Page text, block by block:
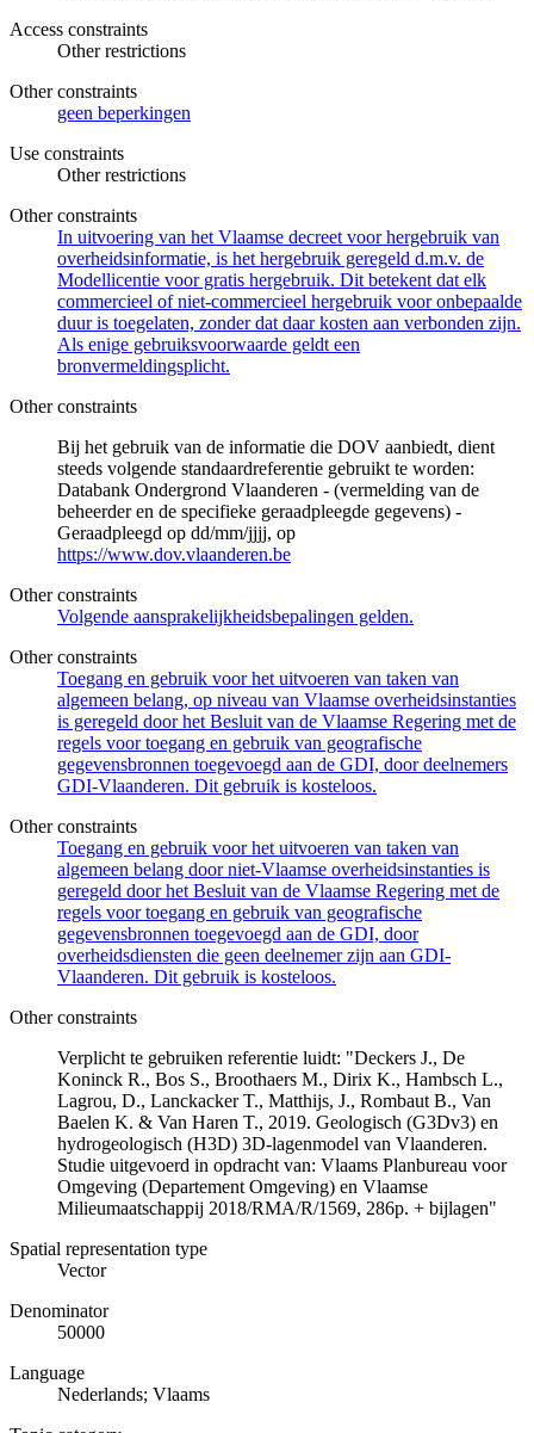
Access constraints
Other restrictions
Other constraints
geen beperkingen
Use constraints
Other restrictions
Other constraints
In uitvoering van het Vlaamse decreet voor hergebruik van
overheidsinformatie, is het hergebruik geregeld d.m.v. de
Modellicentie voor gratis hergebruik. Dit betekent dat elk
commercieel of niet-commercieel hergebruik voor onbepaalde
duur is toegelaten, zonder dat daar kosten aan verbonden zijn.
Als enige gebruiksvoorwaarde geldt een
bronvermeldingsplicht.
Other constraints
Bij het gebruik van de informatie die DOV aanbiedt, dient
steeds volgende standaardreferentie gebruikt te worden:
Databank Ondergrond Vlaanderen - (vermelding van de
beheerder en de specifieke geraadpleegde gegevens) -
Geraadpleegd op dd/mm/jjjj, op
https://www.dov.vlaanderen.be
Other constraints
Volgende aansprakelijkheidsbepalingen gelden.
Other constraints
Toegang en gebruik voor het uitvoeren van taken van
algemeen belang, op niveau van Vlaamse overheidsinstanties
is geregeld door het Besluit van de Vlaamse Regering met de
regels voor toegang en gebruik van geografische
gegevensbronnen toegevoegd aan de GDI, door deelnemers
GDI-Vlaanderen. Dit gebruik is kosteloos.
Other constraints
Toegang en gebruik voor het uitvoeren van taken van
algemeen belang door niet-Vlaamse overheidsinstanties is
geregeld door het Besluit van de Vlaamse Regering met de
regels voor toegang en gebruik van geografische
gegevensbronnen toegevoegd aan de GDI, door
overheidsdiensten die geen deelnemer zijn aan GDI-
Vlaanderen. Dit gebruik is kosteloos.
Other constraints
Verplicht te gebruiken referentie luidt: "Deckers J., De
Koninck R., Bos S., Broothaers M., Dirix K., Hambsch L.,
Lagrou, D., Lanckacker T., Matthijs, J., Rombaut B., Van
Baelen K. & Van Haren T., 2019. Geologisch (G3Dv3) en
hydrogeologisch (H3D) 3D-lagenmodel van Vlaanderen.
Studie uitgevoerd in opdracht van: Vlaams Planbureau voor
Omgeving (Departement Omgeving) en Vlaamse
Milieumaatschappij 2018/RMA/R/1569, 286p. + bijlagen"
Spatial representation type
Vector
Denominator
50000
Language
Nederlands; Vlaams